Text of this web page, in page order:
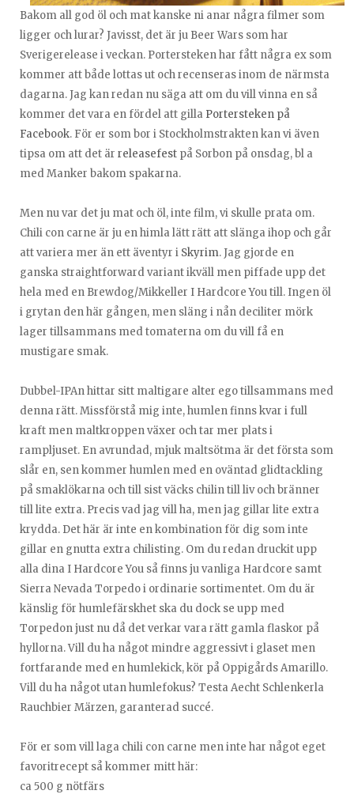
Bakom all god öl och mat kanske ni anar några filmer som
ligger och lurar? Javisst, det är ju Beer Wars som har
Sverigerelease i veckan. Portersteken har fått några ex som
kommer att både lottas ut och recenseras inom de närmsta
dagarna. Jag kan redan nu säga att om du vill vinna en så
kommer det vara en fördel att gilla Portersteken på
Facebook. För er som bor i Stockholmstrakten kan vi även
tipsa om att det är releasefest på Sorbon på onsdag, bl a
med Manker bakom spakarna.
Men nu var det ju mat och öl, inte film, vi skulle prata om.
Chili con carne är ju en himla lätt rätt att slänga ihop och går
att variera mer än ett äventyr i Skyrim. Jag gjorde en
ganska straightforward variant ikväll men piffade upp det
hela med en Brewdog/Mikkeller I Hardcore You till. Ingen öl
i grytan den här gången, men släng i nån deciliter mörk
lager tillsammans med tomaterna om du vill få en
mustigare smak.
Dubbel-IPAn hittar sitt maltigare alter ego tillsammans med
denna rätt. Missförstå mig inte, humlen finns kvar i full
kraft men maltkroppen växer och tar mer plats i
rampljuset. En avrundad, mjuk maltsötma är det första som
slår en, sen kommer humlen med en oväntad glidtackling
på smaklökarna och till sist väcks chilin till liv och bränner
till lite extra. Precis vad jag vill ha, men jag gillar lite extra
krydda. Det här är inte en kombination för dig som inte
gillar en gnutta extra chilisting. Om du redan druckit upp
alla dina I Hardcore You så finns ju vanliga Hardcore samt
Sierra Nevada Torpedo i ordinarie sortimentet. Om du är
känslig för humlefärskhet ska du dock se upp med
Torpedon just nu då det verkar vara rätt gamla flaskor på
hyllorna. Vill du ha något mindre aggressivt i glaset men
fortfarande med en humlekick, kör på Oppigårds Amarillo.
Vill du ha något utan humlefokus? Testa Aecht Schlenkerla
Rauchbier Märzen, garanterad succé.
För er som vill laga chili con carne men inte har något eget
favoritrecept så kommer mitt här:
ca 500 g nötfärs